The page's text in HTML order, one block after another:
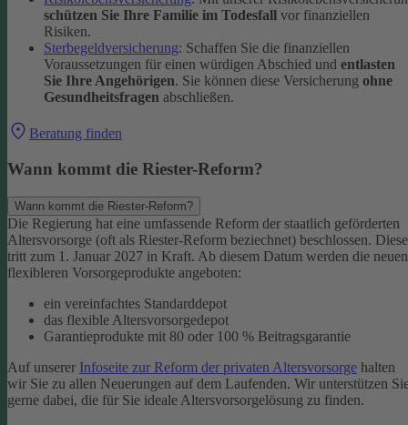
schützen Sie Ihre Familie im Todesfall vor finanziellen
Risiken.
Sterbegeldversicherung: Schaffen Sie die finanziellen
Voraussetzungen für einen würdigen Abschied und entlasten
Sie Ihre Angehörigen. Sie können diese Versicherung ohne
Gesundheitsfragen abschließen.
Beratung finden
Wann kommt die Riester-Reform?
Wann kommt die Riester-Reform?
Die Regierung hat eine umfassende Reform der staatlich geförderten
Altersvorsorge (oft als Riester-Reform beziechnet) beschlossen. Diese
tritt zum 1. Januar 2027 in Kraft. Ab diesem Datum werden die
flexibleren Vorsorgeprodukte angeboten:
ein vereinfachtes Standarddepot
das flexible Altersvorsorgedepot
Garantieprodukte mit 80 oder 100 % Beitragsgarantie
Auf unserer Infoseite zur Reform der privaten Altersvorsorge halten
wir Sie zu allen Neuerungen auf dem Laufenden. Wir unterstützen
gerne dabei, die für Sie ideale Altersvorsorgelösung zu finden.